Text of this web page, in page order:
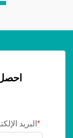
البريد